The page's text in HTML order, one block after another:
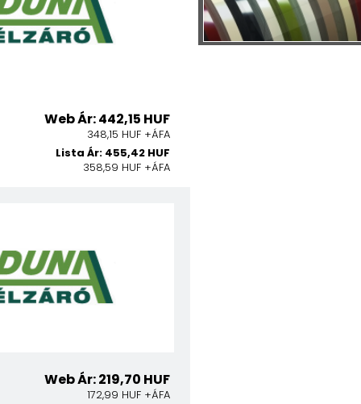
Web Ár: 442,15 HUF
348,15 HUF +ÁFA
Lista Ár: 455,42 HUF
358,59 HUF +ÁFA
Web Ár: 219,70 HUF
172,99 HUF +ÁFA